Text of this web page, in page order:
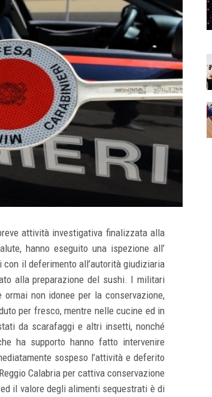
attività investigativa finalizzata alla
hanno eseguito una ispezione all’
il deferimento all’autorità giudiziaria
alla preparazione del sushi. I militari
non idonee per la conservazione,
per fresco, mentre nelle cucine ed in
da scarafaggi e altri insetti, nonché
ha supporto hanno fatto intervenire
sospeso l’attività e deferito
Calabria per cattiva conservazione
il valore degli alimenti sequestrati è di